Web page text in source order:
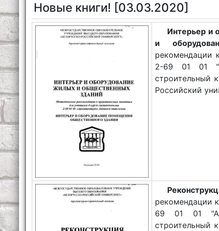
Новые книги! [03.03.2020]
Интерьер и
и
рекомендации
2-69 01 01
строительный
Российский
рекомендации
69 01 01
строительный